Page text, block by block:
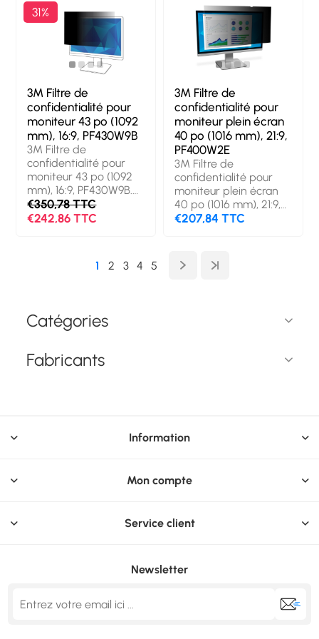
Catégories
Fabricants
Moniteur, Type: Filtre
de confidentialité sans
bords pour ordinateur.
Finition de surface:
Brillante/mate,
Fonctions de
protection: Résistant
aux rayures. Poids: 177
g
Moniteur, Type: Filtre
de confidentialité sans
bords pour ordinateur.
Finition de surface:
Brillante/mate,
protection: Résistant
aux rayures. Poids: 168
g
31%
3M Filtre de
confidentialité pour
moniteur 43 po (1092
mm), 16:9, PF430W9B
3M Filtre de
confidentialité pour
moniteur 43 po (1092
mm), 16:9, PF430W9B.
Taille maximale de
l’écran: 109,2 cm (43").
Moniteur, Type: Filtre
de confidentialité sans
Brillante/mate,
Fonctions de
aux rayures. Poids: 317
g
€350,78 TTC
€242,86 TTC
3M Filtre de
confidentialité pour
moniteur plein écran
40 po (1016 mm), 21:9,
PF400W2E
3M Filtre de
confidentialité pour
moniteur plein écran
40 po (1016 mm), 21:9,
PF400W2E. Taille
d'image: 21:9. Convient
pour: Moniteur, Type:
surface: Brillante/mate.
€207,84 TTC
1 2 3 4 5
Information
Mon compte
Service client
Newsletter